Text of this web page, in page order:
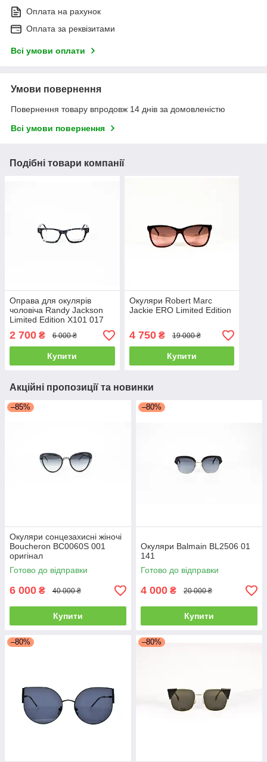
Оплата на рахунок
Оплата за реквізитами
Всі умови оплати
Умови повернення
Повернення товару впродовж 14 днів за домовленістю
Всі умови повернення
Подібні товари компанії
Оправа для окулярів
чоловіча Randy Jackson
Limited Edition X101 017
2 700 ₴ 6 000 ₴
Купити
Окуляри Robert Marc
Jackie ERO Limited Edition
4 750₴ 19 000 ₴
Купити
Акційні пропозиції та новинки
–85%
Окуляри сонцезахисні жіночі
Boucheron BC0060S 001
оригінал
Готово до відправки
6 000 ₴ 40 000 ₴
Купити
–80%
Окуляри Balmain BL2506 01
141
Готово до відправки
4 000 ₴ 20 000 ₴
Купити
–80% –80%